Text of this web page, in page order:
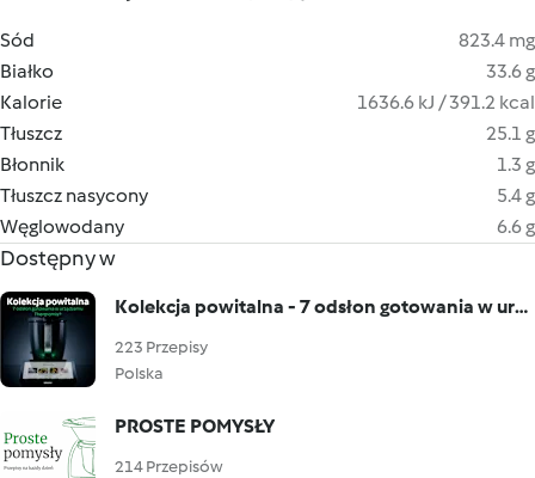
Sód
823.4 mg
Białko
33.6 g
Kalorie
1636.6 kJ / 391.2 kcal
Tłuszcz
25.1 g
Błonnik
1.3 g
Tłuszcz nasycony
5.4 g
Węglowodany
6.6 g
Dostępny w
Kolekcja powitalna - 7 odsłon gotowania w urządzeniu Thermomix®
223 Przepisy
Polska
PROSTE POMYSŁY
214 Przepisów